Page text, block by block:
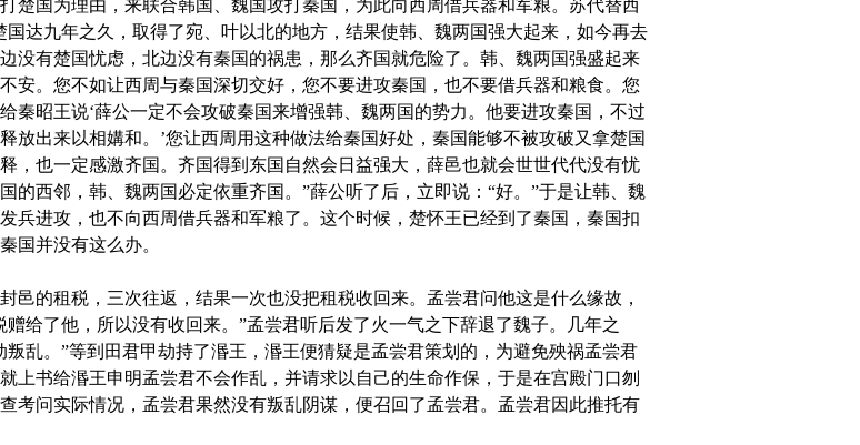
国为理由，来联合韩国、魏国攻打秦国，为此向西周借兵器和军粮。苏代替西
达九年之久，取得了宛、叶以北的地方，结果使韩、魏两国强大起来，如今再去
没有楚国忧虑，北边没有秦国的祸患，那么齐国就危险了。韩、魏两国强盛起来
安。您不如让西周与秦国深切交好，您不要进攻秦国，也不要借兵器和粮食。您
秦昭王说‘薛公一定不会攻破秦国来增强韩、魏两国的势力。他要进攻秦国，不过
放出来以相媾和。’您让西周用这种做法给秦国好处，秦国能够不被攻破又拿楚国
，也一定感激齐国。齐国得到东国自然会日益强大，薛邑也就会世世代代没有忧
的西邻，韩、魏两国必定依重齐国。”薛公听了后，立即说：“好。”于是让韩、魏
兵进攻，也不向西周借兵器和军粮了。这个时候，楚怀王已经到了秦国，秦国扣
国并没有这么办。
的租税，三次往返，结果一次也没把租税收回来。孟尝君问他这是什么缘故，
给了他，所以没有收回来。”孟尝君听后发了火一气之下辞退了魏子。几年之
乱。”等到田君甲劫持了湣王，湣王便猜疑是孟尝君策划的，为避免殃祸孟尝君
上书给湣王申明孟尝君不会作乱，并请求以自己的生命作保，于是在宫殿门口刎
考问实际情况，孟尝君果然没有叛乱阴谋，便召回了孟尝君。孟尝君因此推托有